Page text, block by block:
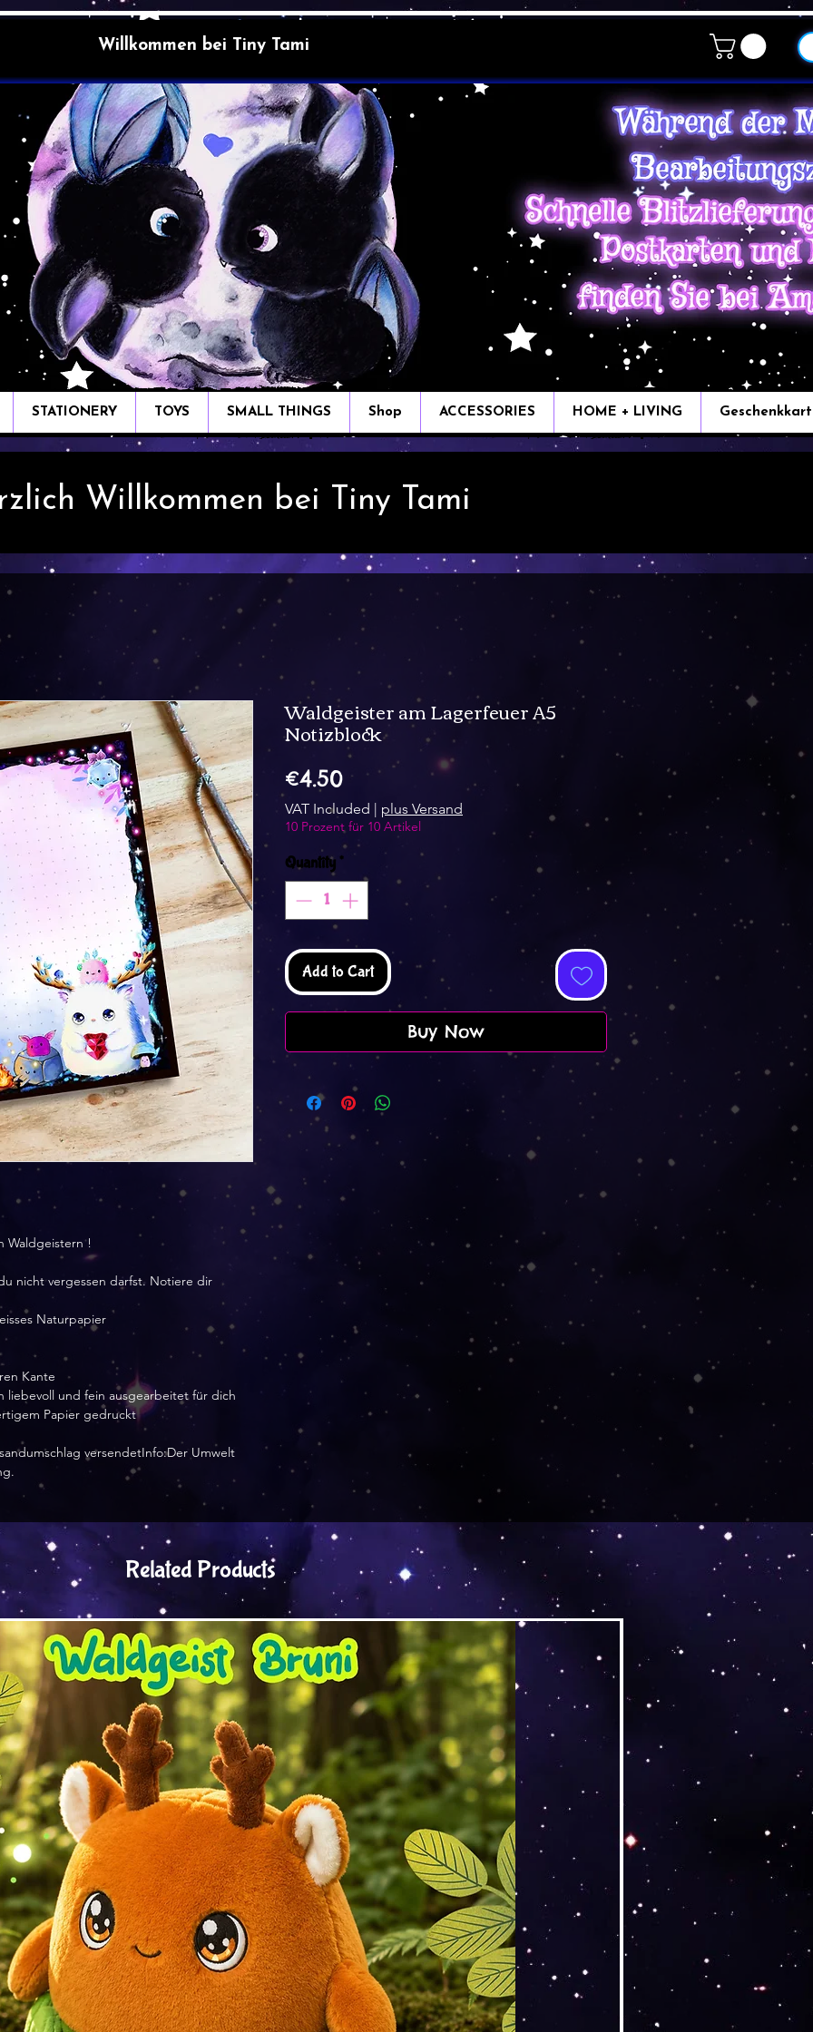
Willkommen bei Tiny Tami
STATIONERY TOYS SMALL THINGS Shop ACCESSORIES HOME + LIVING
Willkommen bei Tiny Tami
Waldgeistern !
nicht vergessen darfst. Notiere dir
Naturpapier
Kante
liebevoll und fein ausgearbeitet für dich
Papier gedruckt
versendetInfo:Der Umwelt
Waldgeister am Lagerfeuer A5
Notizblock
€4.50Price
VAT Included | plus Versand
10 Prozent für 10 Artikel
Quantity*
Add to Cart
Buy Now
Related Products